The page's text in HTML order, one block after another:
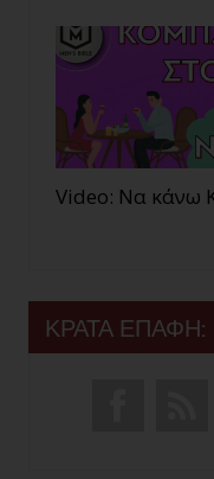
Video: Να κάνω
ΚΡΑΤΑ ΕΠΑΦΗ: